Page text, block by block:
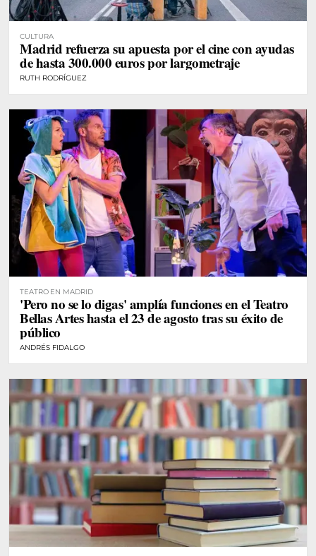
CULTURA
Madrid refuerza su apuesta por el cine con ayudas
de hasta 300.000 euros por largometraje
RUTH RODRÍGUEZ
TEATRO EN MADRID
'Pero no se lo digas' amplía funciones en el Teatro
Bellas Artes hasta el 23 de agosto tras su éxito de
público
ANDRÉS FIDALGO